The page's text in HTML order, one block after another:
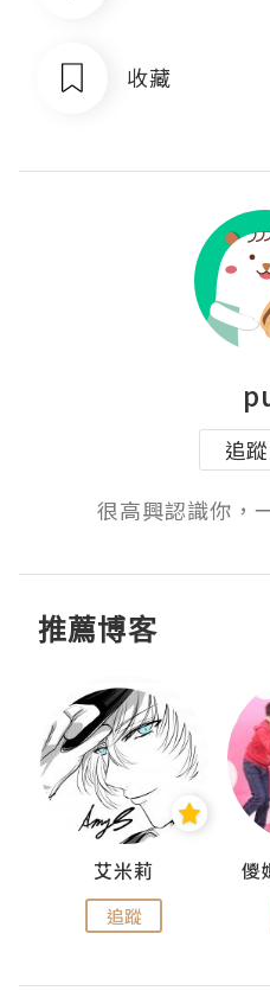
收藏
追蹤
很高興認識你，
推薦博客
艾米莉
追蹤